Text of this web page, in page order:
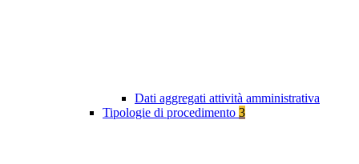
Dati aggregati attività amministrativa
Tipologie di procedimento 3